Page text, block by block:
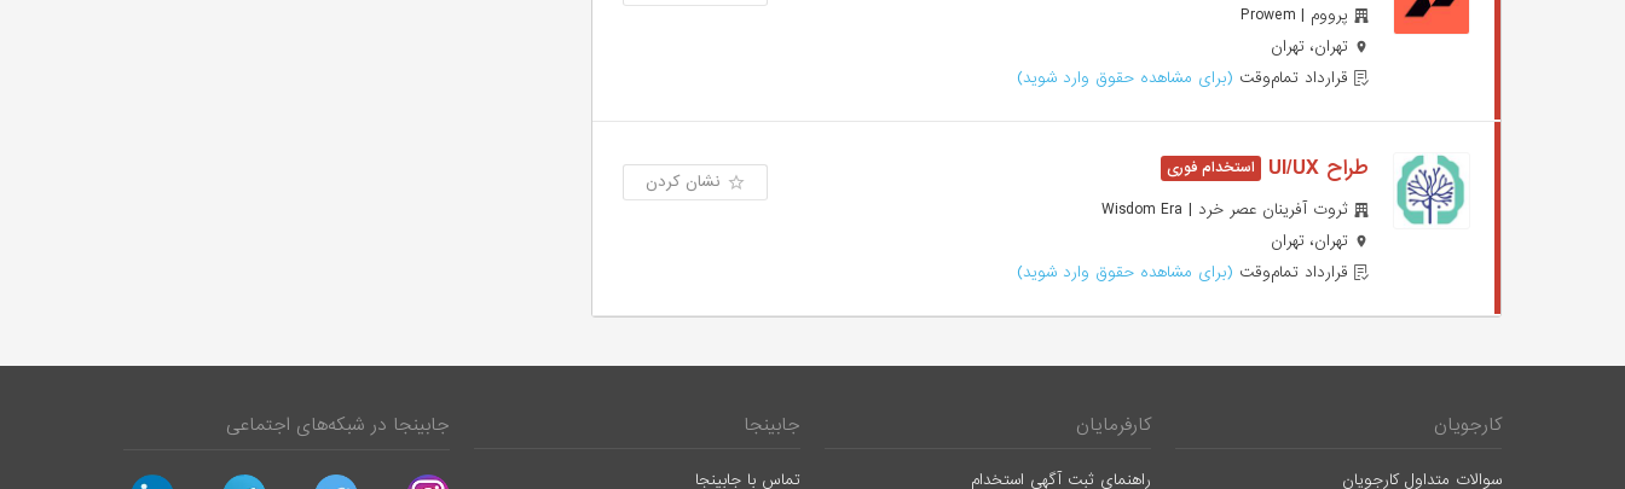
پرووم | Prowem
تهران، تهران
قرارداد تمام‌وقت (برای مشاهده حقوق وارد شوید)
طراح UI/UX
ثروت آفرینان عصر خرد | Wisdom Era
تهران، تهران
قرارداد تمام‌وقت (برای مشاهده حقوق وارد شوید)
نشان کردن
کارجویان
سوالات متداول کارجویان
کارفرمایان
راهنمای ثبت آگهی استخدام
جابینجا
تماس با جابینجا
جابینجا در شبکه‌های اجتماعی